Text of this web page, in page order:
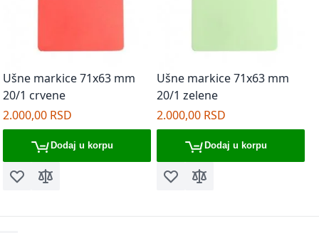
Ušne markice 71x63 mm
20/1 crvene
2.000,00 RSD
Dodaj u korpu
Dodaj u listu želja
Dodaj za poređenje
Ušne markice 71x63 mm
20/1 zelene
2.000,00 RSD
Dodaj u korpu
Dodaj u listu želja
Dodaj za poređenje